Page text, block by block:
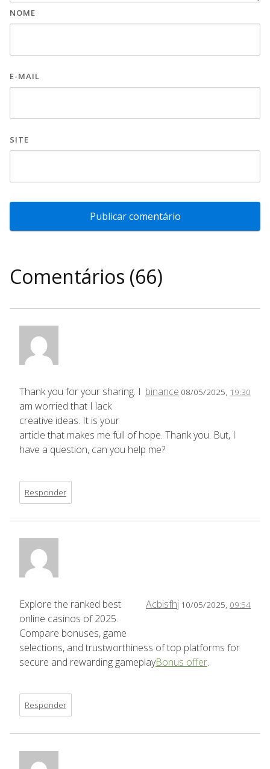
NOME
E-MAIL
SITE
Comentários (66)
binance 08/05/2025, 19:30
Thank you for your sharing. I
am worried that I lack
creative ideas. It is your
article that makes me full of hope. Thank you. But, I
have a question, can you help me?
Responder
Acbisfhj 10/05/2025, 09:54
Explore the ranked best
online casinos of 2025.
Compare bonuses, game
selections, and trustworthiness of top platforms for
secure and rewarding gameplayBonus offer.
Responder